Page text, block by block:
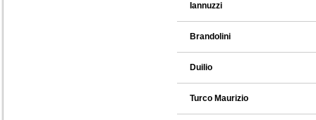
Iannuzzi
Brandolini
Duilio
Turco Maurizio